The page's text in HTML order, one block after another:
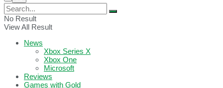
No Result
View All Result
News
Xbox Series X
Xbox One
Microsoft
Reviews
Games with Gold